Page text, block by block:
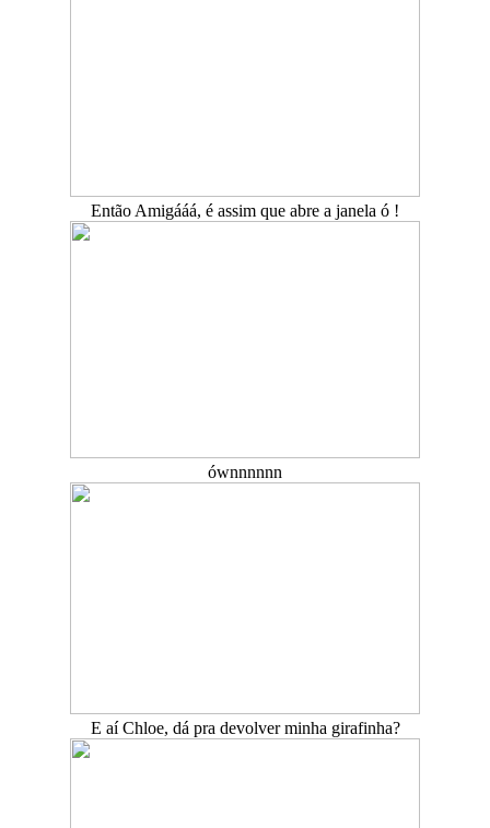
Então Amigááá, é assim que abre a janela ó !
ównnnnnn
E aí Chloe, dá pra devolver minha girafinha?